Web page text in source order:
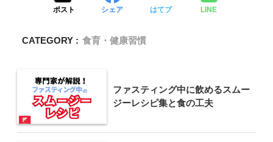
ポスト シェア はてブ LINE
CATEGORY : 食育・健康習慣
ファスティング中に飲めるスムー
ジーレシピ集と食の工夫